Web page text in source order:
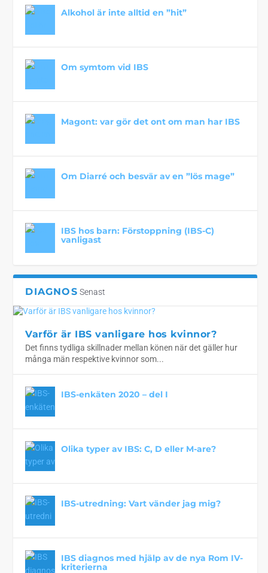
Alkohol är inte alltid en ”hit”
Om symtom vid IBS
Magont: var gör det ont om man har IBS
Om Diarré och besvär av en ”lös mage”
IBS hos barn: Förstoppning (IBS-C)
vanligast
DIAGNOS Senast
Varför är IBS vanligare hos kvinnor?
Det finns tydliga skillnader mellan könen när det gäller hur
många män respektive kvinnor som...
IBS-enkäten 2020 – del I
Olika typer av IBS: C, D eller M-are?
IBS-utredning: Vart vänder jag mig?
IBS diagnos med hjälp av de nya Rom IV-
kriterierna